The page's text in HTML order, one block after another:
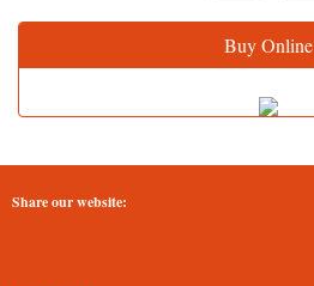
Buy Online
Share our website: